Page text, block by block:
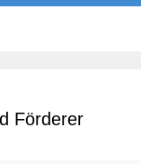
Förderer